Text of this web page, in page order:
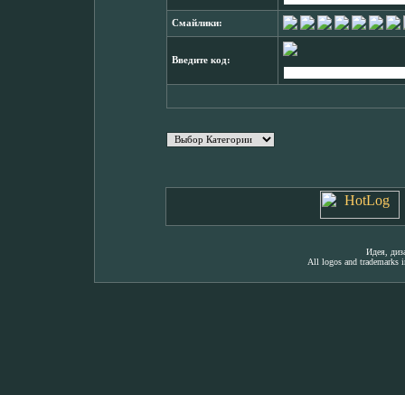
Смайлики:
Введите код:
Идея,
All logos and trademarks